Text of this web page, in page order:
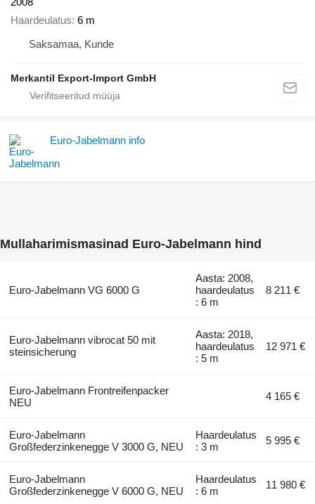
Haardeulatus 6 m
Saksamaa, Kunde
Merkantil Export-Import GmbH
Euro-Jabelmann info
Mullaharimismasinad Euro-Jabelmann hind
Euro-Jabelmann VG 6000 G
Aasta: 2008,
haardeulatus
: 6 m
8 211 €
Euro-Jabelmann vibrocat 50 mit
steinsicherung
Aasta: 2018,
haardeulatus
: 5 m
12 971 €
Euro-Jabelmann Frontreifenpacker
NEU
4 165 €
Euro-Jabelmann
Großfederzinkenegge V 3000 G, NEU
Haardeulatus
: 3 m
5 995 €
Euro-Jabelmann
Großfederzinkenegge V 6000 G, NEU
Haardeulatus
: 6 m
11 980 €